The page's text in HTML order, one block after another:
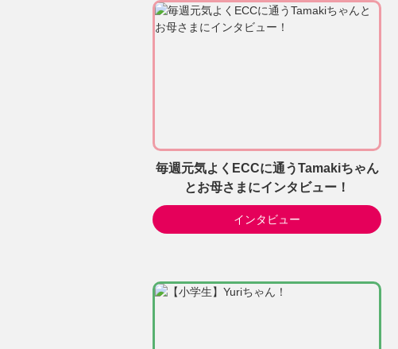
毎週元気よくECCに通うTamakiちゃん
とお母さまにインタビュー！
インタビュー